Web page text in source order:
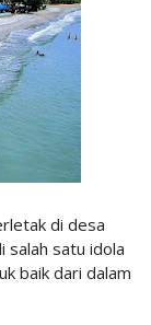
di desa
salah satu idola
baik dari dalam